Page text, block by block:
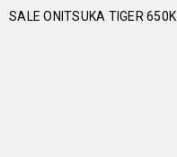
SALE ONITSUKA TIGER 650K